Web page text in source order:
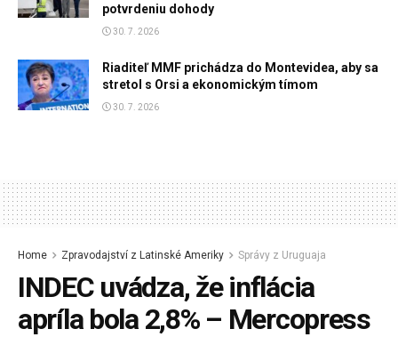
potvrdeniu dohody
30. 7. 2026
Riaditeľ MMF prichádza do Montevidea, aby sa
stretol s Orsi a ekonomickým tímom
30. 7. 2026
Home Zpravodajství z Latinské Ameriky Správy z Uruguaja
INDEC uvádza, že inflácia
apríla bola 2,8% – Mercopress